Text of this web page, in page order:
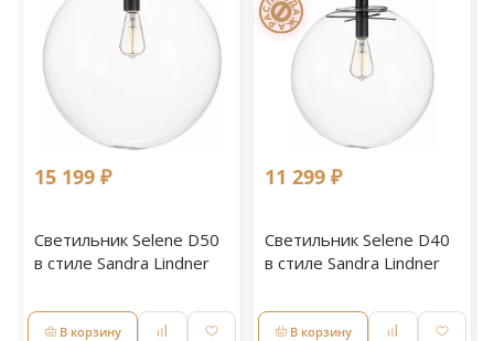
15 199 ₽
Светильник Selene D50
в стиле Sandra Lindner
В корзину
11 299 ₽
Светильник Selene D40
в стиле Sandra Lindner
В корзину